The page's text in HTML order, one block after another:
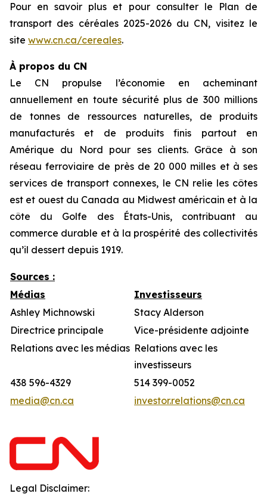
Pour en savoir plus et pour consulter le Plan de
transport des céréales 2025-2026 du CN, visitez le
site www.cn.ca/cereales.
À propos du CN
Le CN propulse l’économie en acheminant
annuellement en toute sécurité plus de 300 millions
de tonnes de ressources naturelles, de produits
manufacturés et de produits finis partout en
Amérique du Nord pour ses clients. Grâce à son
réseau ferroviaire de près de 20 000 milles et à ses
services de transport connexes, le CN relie les côtes
est et ouest du Canada au Midwest américain et à la
côte du Golfe des États-Unis, contribuant au
commerce durable et à la prospérité des collectivités
qu’il dessert depuis 1919.
Sources :
Médias
Investisseurs
Ashley Michnowski
Stacy Alderson
Directrice principale
Vice-présidente adjointe
Relations avec les médias Relations avec les
investisseurs
438 596-4329
514 399-0052
media@cn.ca
investor.relations@cn.ca
Legal Disclaimer: